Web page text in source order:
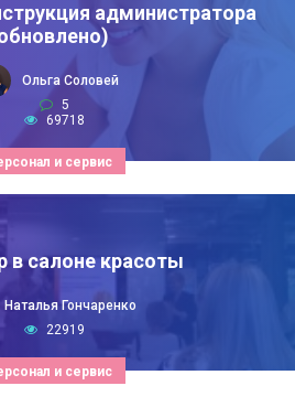
и сервис
администратора
Ольга Соловей
5
69718
и сервис
в салоне красоты
Наталья Гончаренко
22919